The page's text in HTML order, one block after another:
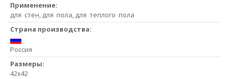
Применение:
для стен, для пола, для теплого пола
Страна производства:
Россия
Размеры:
42x42